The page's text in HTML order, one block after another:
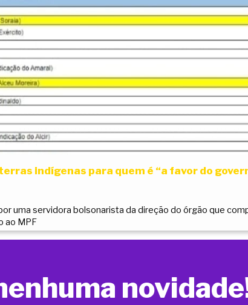
indígenas para quem é “a favor do
uma servidora bolsonarista da direção do órgão que
ao MPF